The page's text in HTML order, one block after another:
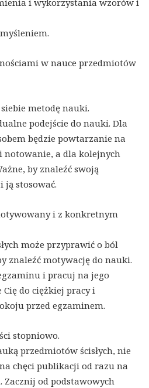
i wykorzystania wzorów i
w nauce przedmiotów
metodę nauki.
podejście do nauki. Dla
będzie powtarzanie na
notowanie, a dla kolejnych
by znaleźć swoją
ją stosować.
i z konkretnym
może przyprawić o ból
znaleźć motywację do nauki.
i pracuj na jego
do ciężkiej pracy i
przed egzaminem.
stopniowo.
przedmiotów ścisłych, nie
chęci publikacji od razu na
od podstawowych